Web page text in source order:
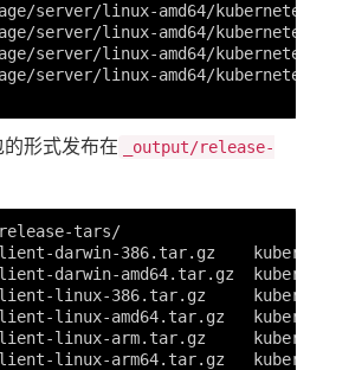
server/linux-amd64/kubernetes/
server/linux-amd64/kubernetes/
server/linux-amd64/kubernetes/
server/linux-amd64/kubernetes/
形式发布在
_output/release-
tars/
darwin-386.tar.gz
darwin-amd64.tar.gz
linux-386.tar.gz
linux-amd64.tar.gz
linux-arm.tar.gz
linux-arm64.tar.gz